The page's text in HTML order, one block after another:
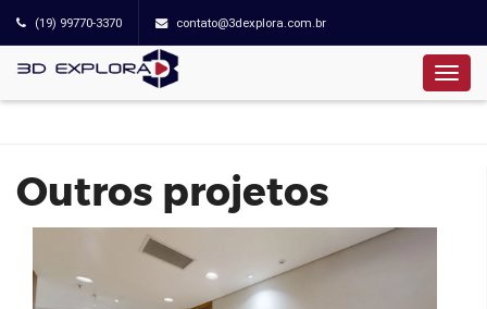
(19) 99770-3370 contato@3dexplora.com.br
Outros projetos
Câmara de Comércio Brasil-Canadá |
5º Andar